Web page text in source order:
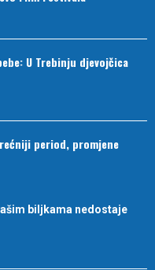
U Trebinju djevojčica
period, promjene
biljkama nedostaje